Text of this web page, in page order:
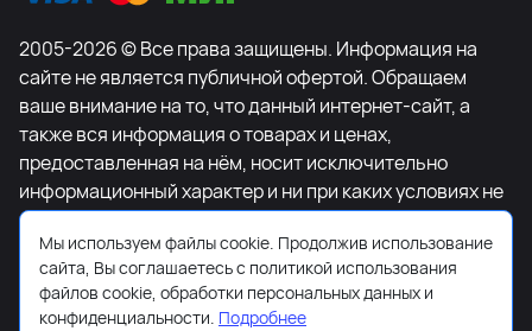
2005-2026 © Все права защищены. Информация на
сайте не является публичной офертой. Обращаем
ваше внимание на то, что данный интернет-сайт, а
также вся информация о товарах и ценах,
предоставленная на нём, носит исключительно
информационный характер и ни при каких условиях не
является публичной офертой, определяемой
положениями Статьи 437 Гражданского кодекса
Российской Федерации. Для получения подробной
информации о наличии и стоимости указанных
Мы используем файлы cookie. Продолжив использование
сайта, Вы соглашаетесь с политикой использования
файлов cookie, обработки персональных данных и
конфиденциальности. Подробнее